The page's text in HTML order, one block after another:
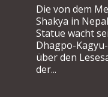
Die von dem
Shakya in
Statue wacht
Dhagpo-
über den
der...